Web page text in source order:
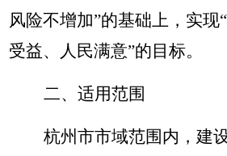
风险不增加”的基础上，实现
受益、人民满意”的目标。
二、适用范围
杭州市市域范围内，建